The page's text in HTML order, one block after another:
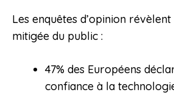
Les enquêtes d’opinion
mitigée du public :
47% des Européens
confiance à la